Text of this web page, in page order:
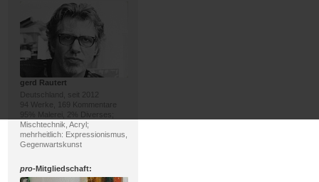
gerd Rautert
Deutschland, seit 2012
94 Werke, 169 Kommentare
95% Malerei, 2% Diverses;
Mischtechnik, Acryl;
mehrheitlich: Expressionismus,
Gegenwartskunst
pro-Mitgliedschaft: